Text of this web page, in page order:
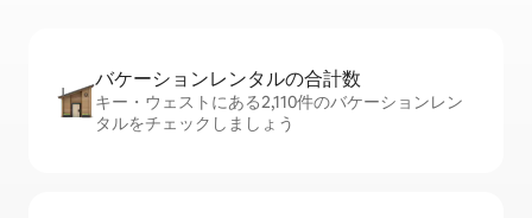
バケーションレ⁠ン⁠タ⁠ル⁠の合⁠計⁠数
キー・ウェストにある2,110件のバケーションレン
タルをチェックしましょう